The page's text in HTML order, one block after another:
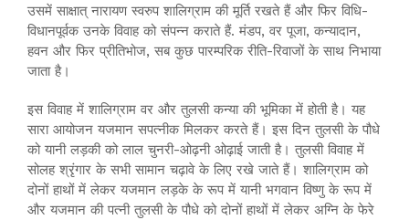
उसमें साक्षात् नारायण स्वरुप शालिग्राम की मूर्ति रखते हैं और फिर विधि-
विधानपूर्वक उनके विवाह को संपन्न कराते हैं. मंडप, वर पूजा, कन्यादान,
हवन और फिर प्रीतिभोज, सब कुछ पारम्परिक रीति-रिवाजों के साथ निभाया
जाता है।
इस विवाह में शालिग्राम वर और तुलसी कन्या की भूमिका में होती है। यह
सारा आयोजन यजमान सपत्नीक मिलकर करते हैं। इस दिन तुलसी के पौधे
को यानी लड़की को लाल चुनरी-ओढ़नी ओढ़ाई जाती है। तुलसी विवाह में
सोलह श्रृंगार के सभी सामान चढ़ावे के लिए रखे जाते हैं। शालिग्राम को
दोनों हाथों में लेकर यजमान लड़के के रूप में यानी भगवान विष्णु के रूप में
और यजमान की पत्नी तुलसी के पौधे को दोनों हाथों में लेकर अग्नि के फेरे